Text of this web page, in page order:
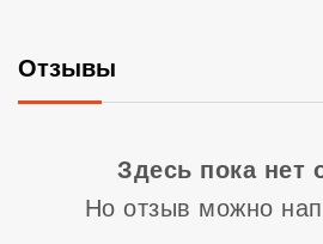
Отзывы
Здесь пока нет
Но отзыв можно